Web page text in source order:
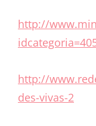
http://
http://
des-vivas-2